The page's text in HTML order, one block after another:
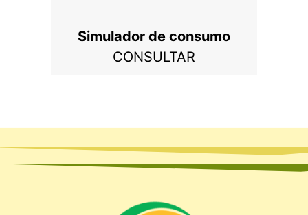
Simulador de consumo
CONSULTAR